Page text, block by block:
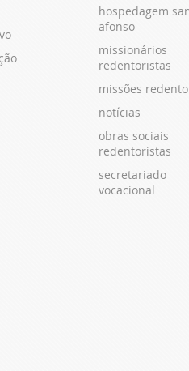
hospedagem
afonso
missionários
redentoristas
missões
notícias
obras sociais
redentoristas
secretariado
vocacional